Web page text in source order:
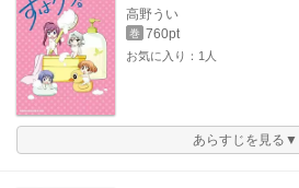
高野うい
巻 760pt
お気に入り：1人
あらすじを見る▼